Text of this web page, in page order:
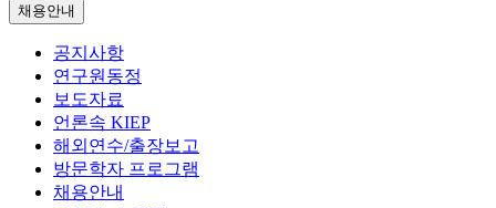
채용안내
공지사항
연구원동정
보도자료
언론속 KIEP
해외연수/출장보고
방문학자 프로그램
채용안내